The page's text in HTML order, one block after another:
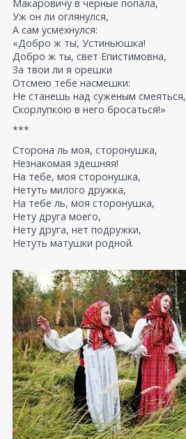
Макаровичу в черные попала,
Уж он ли оглянулся,
А сам усмехнулся:
«Добро ж ты, Устиньюшка!
Добро ж ты, свет Епистимовна,
За твои ли я орешки
Отсмею тебе насмешки:
Не станешь над суженым смеяться,
Скорлупкою в него бросаться!»
***
Сторона ль моя, сторонушка,
Незнакомая здешняя!
На тебе, моя сторонушка,
Нетуть милого дружка,
На тебе ль, моя сторонушка,
Нету друга моего,
Нету друга, нет подружки,
Нетуть матушки родной.